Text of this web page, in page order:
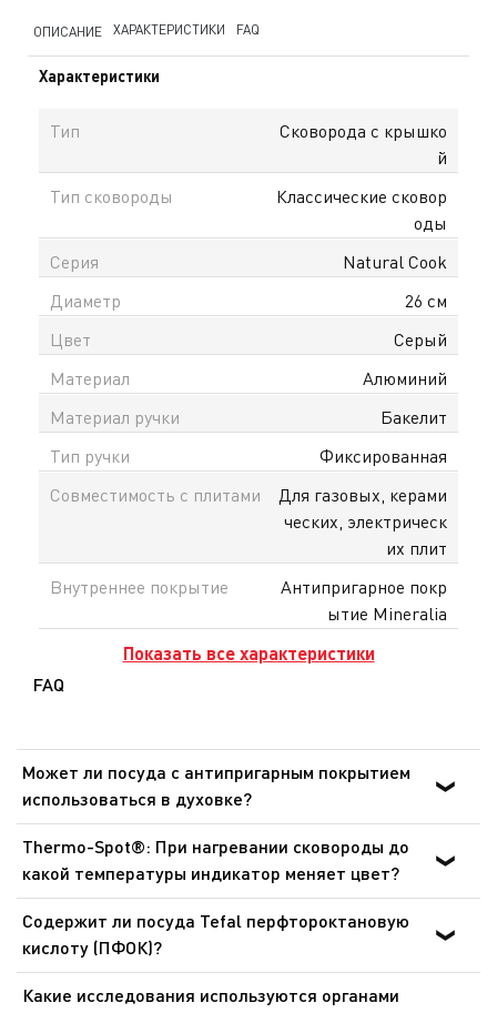
ОПИСАНИЕ ХАРАКТЕРИСТИКИ FAQ
Характеристики
Тип
Сковорода с крышко
й
Тип сковороды
Классические сковор
оды
Серия
Natural Cook
Диаметр
26 см
Цвет
Серый
Материал
Алюминий
Материал ручки
Бакелит
Тип ручки
Фиксированная
Совместимость с плитами
Для газовых, керами
ческих, электрическ
их плит
Внутреннее покрытие
Антипригарное покр
ытие Mineralia
Показать все характеристики
FAQ
Может ли посуда с антипригарным покрытием
использоваться в духовке?
Для приготовления пищи в духовке могут
использоваться только сковороды, ковши и сотейники
линейки Ingenio со съемными ручками, при этом
съемные ручки должны быть предварительно сняты.
Посуда никогда не должна использоваться в
микроволновых печах и аэрогрилях.
Thermo-Spot®: При нагревании сковороды до
какой температуры индикатор меняет цвет?
Сковороды: от 140 °C до 195 °C. Сковороды для блинов:
от 165 °C до 240 °C. Это оптимальная температура для
обжарки и готовки. Данный индикатор позволяет
готовить более здоровую пищу при идеальной
температуре.
Содержит ли посуда Tefal перфтороктановую
кислоту (ПФОК)?
Нет. Посуда Tefal с антипригарным покрытием не
содержит перфтороктановую кислоту (ПФОК). Это
Какие исследования используются органами